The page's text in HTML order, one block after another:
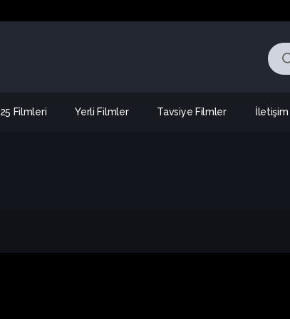
Filmleri Yerli Filmler Tavsiye Filmler İletişim